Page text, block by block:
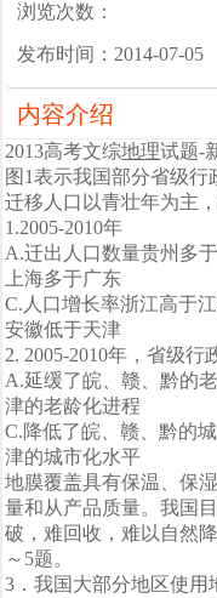
浏览次数：
发布时间：2014-07-05
内容介绍
2013高考文综地理试题-
图1表示我国部分省级行
迁移人口以青壮年为主
1.2005-2010年
A.迁出人口数量
上海多于广东
C.人口增长率浙
安徽低于天津
2. 2005-2010年，省级行
A.延缓了皖、赣、黔
津的老龄化进程
C.降低了皖、赣、黔
津的城市化水平
地膜覆盖具有保温、保
量和从产品质量。我国
破，难回收，难以自然
～5题。
3．我国大部分地区使用